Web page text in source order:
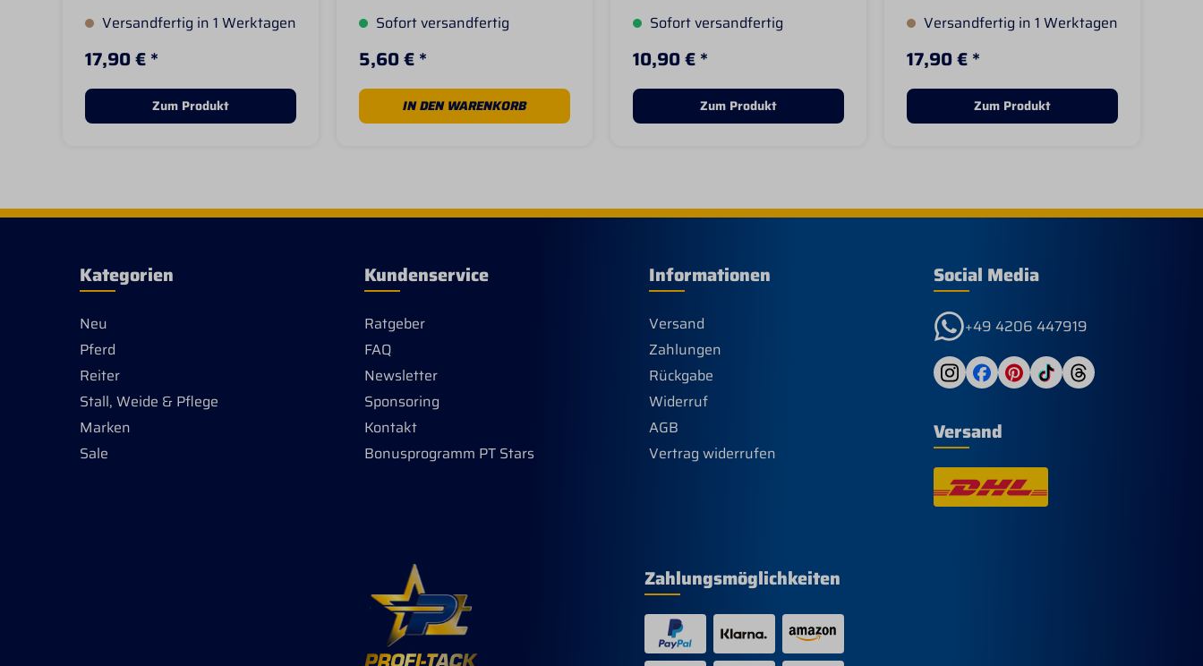
Farben. Der Kinnriemen hat
eine Länge von ca 23cm und ist
wenn man Löcher ergänzt.
Versandfertig in 1 Werktagen
17,90 € *
Zum Produkt
hergestellt und hat eine geölte
Oberfläche. Er verleiht deinem
stilvollen und klassischen Look.
sichere Befestigung und sorgt
für einen gute Passform am
Sofort versandfertig
5,60 € *
IN DEN WARENKORB
Sofort versandfertig
10,90 € *
Zum Produkt
Kette für bessere
WirkungFarben: Schwarz
Versandfertig in 1 Werktagen
17,90 € *
Zum Produkt
Kategorien
Neu
Pferd
Reiter
Stall, Weide & Pflege
Marken
Sale
Kundenservice
Ratgeber
FAQ
Newsletter
Sponsoring
Kontakt
Bonusprogramm PT Stars
Informationen
Versand
Zahlungen
Rückgabe
Widerruf
AGB
Vertrag widerrufen
Social Media
+49 4206 447919
Versand
Zahlungsmöglichkeiten